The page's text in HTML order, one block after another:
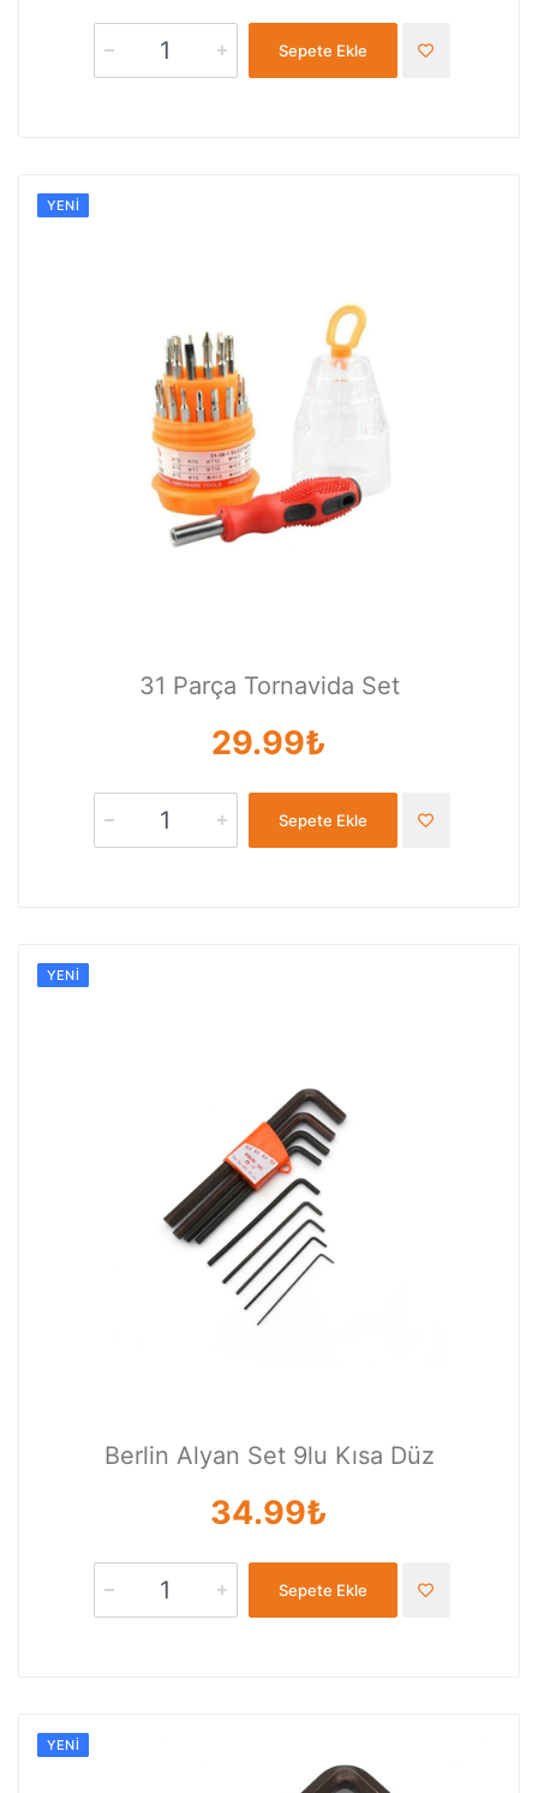
Sepete Ekle
YENI
31 Parça Tornavida Set
29.99₺
Sepete Ekle
YENI
Berlin Alyan Set 9lu Kısa Düz
34.99₺
Sepete Ekle
YENI